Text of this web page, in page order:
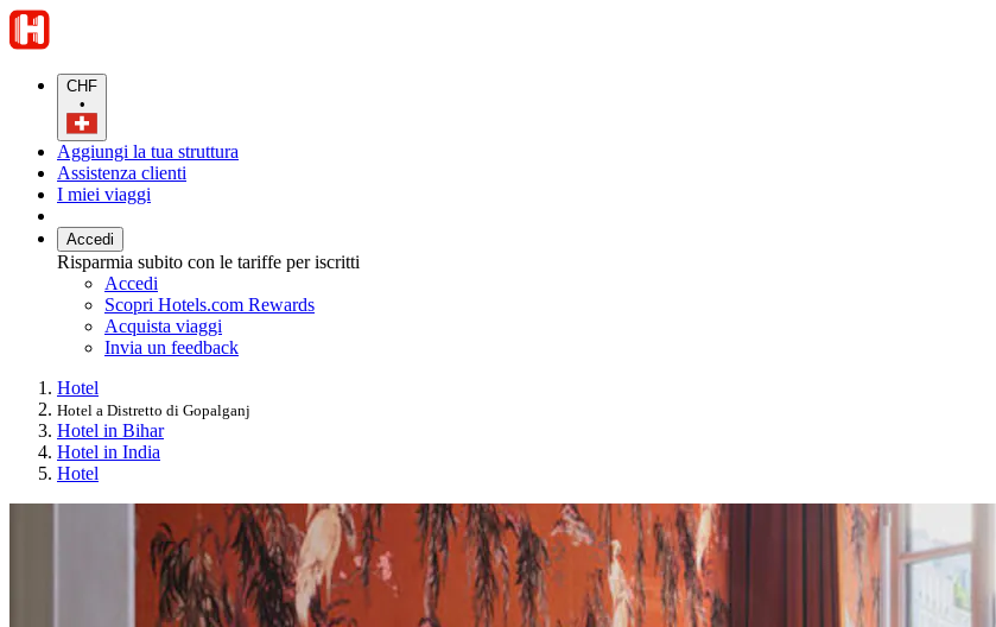
CHF
•
Aggiungi la tua struttura
Assistenza clienti
I miei viaggi
Accedi
Risparmia subito con le tariffe per iscritti
Accedi
Scopri Hotels.com Rewards
Acquista viaggi
Invia un feedback
Hotel
Hotel a Distretto di Gopalganj
Hotel in Bihar
Hotel in India
Hotel